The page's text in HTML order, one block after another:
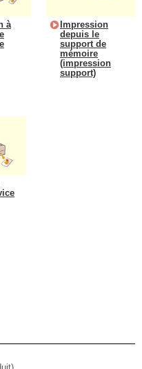
à
Impression
depuis le
support de
mémoire
(impression
support)